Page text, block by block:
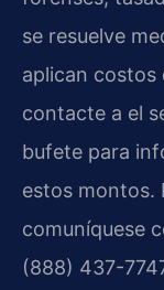
se resuelve
aplican costos
contacte a el
bufete para
estos montos.
comuníquese
(888) 437-